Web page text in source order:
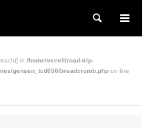
検索
in /home/veeell/road-trip-
gensen_tcd050/breadcrumb.php on line